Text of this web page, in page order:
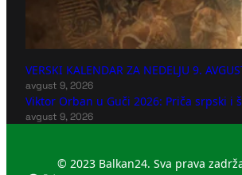
VERSKI KALENDAR ZA NEDELJU 9.
avgust 9, 2026
Viktor Orban u Guči 2026: Priča srpski i
avgust 9, 2026
© 2023 Balkan24. Sva prava